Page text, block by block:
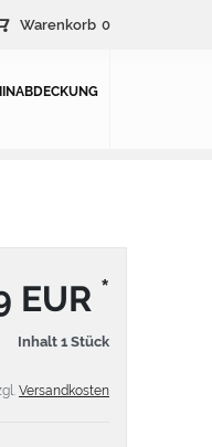
Warenkorb 0
EUR *
Inhalt 1 Stück
Versandkosten